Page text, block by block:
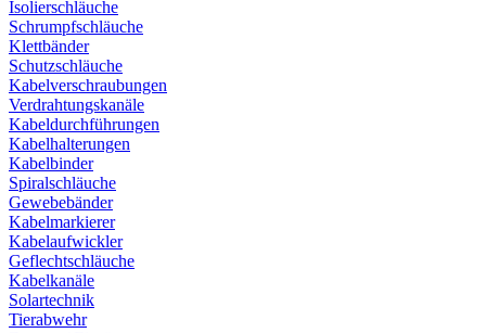
Isolierschläuche
Schrumpfschläuche
Klettbänder
Schutzschläuche
Kabelverschraubungen
Verdrahtungskanäle
Kabeldurchführungen
Kabelhalterungen
Kabelbinder
Spiralschläuche
Gewebebänder
Kabelmarkierer
Kabelaufwickler
Geflechtschläuche
Kabelkanäle
Solartechnik
Tierabwehr